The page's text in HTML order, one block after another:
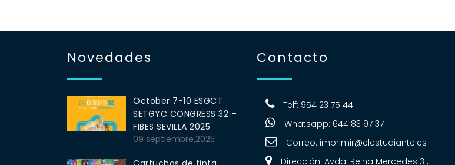
Novedades
October 7-10 ESGCT
SETGYC CONGRESS 32 –
FIBES SEVILLA 2025
09 septiembre,2025
Contacto
Telf: 954 23 75 44
Whatsapp: 644 83 97 37
Correo: imprimir@elestudiante.es
Dirección: Avda. Reina Mercedes 31,